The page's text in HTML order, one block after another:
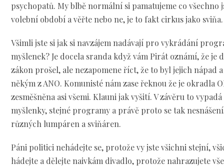
psychopatů. My blbě normální si pamatujeme co všechno
volební období a věřte nebo ne, je to fakt cirkus jako sviňa.
Všimli jste si jak si navzájem nadávají pro vykrádání
myšlenek? Je docela sranda když vám Pirát oznámí, že je
zákon prošel, ale nezapomene říct, že to byl jejich nápad
někým z ANO. Komunisté nám zase řeknou že je okradla
zesměšněna asi všemi. Klauni jak vyšití. V závěru to
myšlenky, stejné programy a právě proto se tak
různých lumpáren a sviňáren.
Páni politici nehádejte se, protože vy jste všichni stejní,
hádejte a dělejte naivkám divadlo, protože nahrazujete